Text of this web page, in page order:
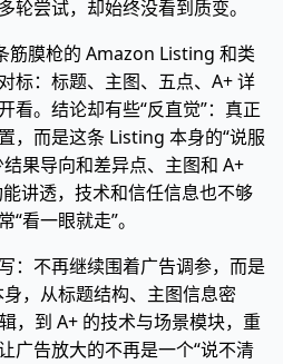
轮尝试，却始终没看到质变。
筋膜枪的 Amazon Listing 和类
标：标题、主图、五点、A+ 详
看。结论却有些“反直觉”：真正
，而是这条 Listing 本身的“说服
果导向和差异点、主图和 A+
讲透，技术和信任信息也不够
看一眼就走”。
：不再继续围着广告调参，而是
，从标题结构、主图信息密
，到 A+ 的技术与场景模块，重
广告放大的不再是一个“说不清